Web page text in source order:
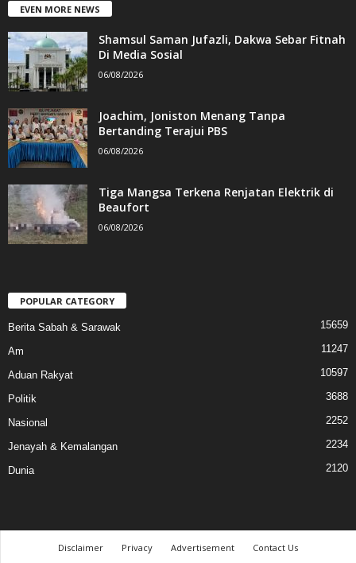
EVEN MORE NEWS
Shamsul Saman Jufazli, Dakwa Sebar Fitnah
Di Media Sosial
06/08/2026
Joachim, Joniston Menang Tanpa
Bertanding Terajui PBS
06/08/2026
Tiga Mangsa Terkena Renjatan Elektrik di
Beaufort
06/08/2026
POPULAR CATEGORY
Berita Sabah & Sarawak 15659
Am 11247
Aduan Rakyat 10597
Politik 3688
Nasional 2252
Jenayah & Kemalangan 2234
Dunia 2120
Disclaimer Privacy Advertisement Contact Us